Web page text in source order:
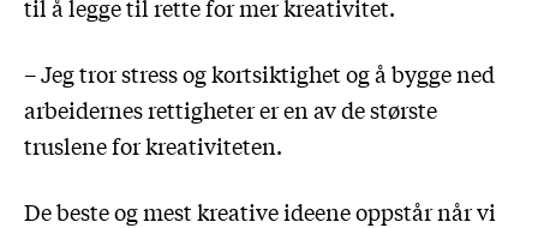
til å legge til rette for mer kreativitet.
– Jeg tror stress og kortsiktighet og å bygge ned
arbeidernes rettigheter er en av de største
truslene for kreativiteten.
De beste og mest kreative ideene oppstår når vi